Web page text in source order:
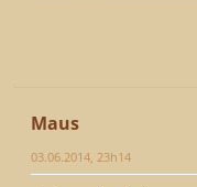
Maus
03.06.2014, 23h14